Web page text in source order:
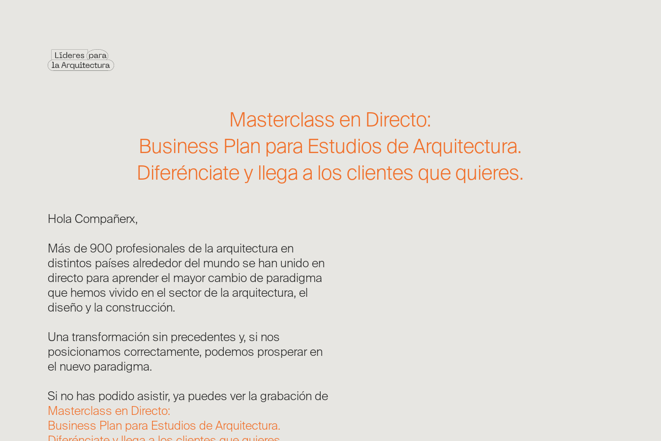
Masterclass en Directo:
Business Plan para Estudios de Arquitectura.
Diferénciate y llega a los clientes que quieres.
Hola Compañerx,
Más de 900 profesionales de la arquitectura en
distintos países alrededor del mundo se han unido en
directo para aprender el mayor cambio de paradigma
que hemos vivido en el sector de la arquitectura, el
diseño y la construcción.
Una transformación sin precedentes y, si nos
posicionamos correctamente, podemos prosperar en
el nuevo paradigma.
Si no has podido asistir, ya puedes ver la grabación de
Masterclass en Directo:
Business Plan para Estudios de Arquitectura.